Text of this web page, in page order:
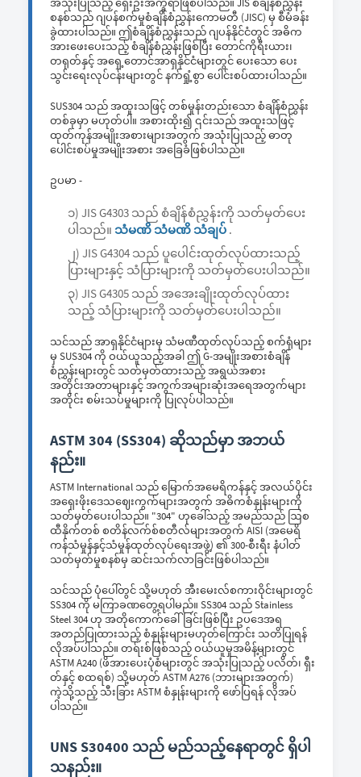
စနစ်သည် ဂျပန်စက်မှုစံချိန်စံညွှန်းကောမတီ (JISC) မှ စီမံခန်း
ခွဲထားပါသည်။ ဤစံချိန်စံညွှန်းသည် ဂျပန်နိုင်ငံတွင် အဓိက
အားဖေးပေးသည့် စံချိန်စံညွှန်းဖြစ်ပြီး တောင်ကိုရီးယား၊
တရုတ်နှင့် အရှေ့တောင်အာရှနိုင်ငံများတွင် ပေးသော ပေး
သွင်းရေးလုပ်ငန်းများတွင် နက်ရှုံ့စွာ ပေါင်းစပ်ထားပါသည်။
SUS304 သည် အထူးသဖြင့် တစ်မှုန်းတည်းသော စံချိန်စံညွှန်း
တစ်ခုမှာ မဟုတ်ပါ။ အစားထိုး၍ ၎င်းသည် အထူးသဖြင့်
ထုတ်ကုန်အမျိုးအစားများအတွက် အသုံးပြုသည့် ဓာတု
ပေါင်းစပ်မှုအမျိုးအစား အခြေခံဖြစ်ပါသည်။
ဥပမာ -
၁) JIS G4303 သည် စံချိန်စံညွှန်းကို သတ်မှတ်ပေး
ပါသည်။ သံမဏိ သံမဏိ သံချပ် .
၂) JIS G4304 သည် ပူပေါင်းထုတ်လုပ်ထားသည့်
ပြားများနှင့် သံပြားများကို သတ်မှတ်ပေးပါသည်။
၃) JIS G4305 သည် အအေးချိုးထုတ်လုပ်ထား
သည့် သံပြားများကို သတ်မှတ်ပေးပါသည်။
သင်သည် အာရှနိုင်ငံများမှ သံမဏီထုတ်လုပ်သည့် စက်ရုံများ
မှ SUS304 ကို ဝယ်ယူသည့်အခါ ဤ G-အမျိုးအစားစံချိန်
စံညွှန်းများတွင် သတ်မှတ်ထားသည့် အရွယ်အစား
အတိုင်းအတာများနှင့် အကွက်အများဆုံးအရေအတွက်များ
အတိုင်း စမ်းသပ်မှုများကို ပြုလုပ်ပါသည်။
ASTM 304 (SS304) ဆိုသည်မှာ အဘယ်
နည်း။
ASTM International သည် မြောက်အမေရိကန်နှင့် အလယ်ပိုင်း
အရှေးဖိုးဒေသဈေးကွက်များအတွက် အဓိကစံနှုန်းများကို
သတ်မှတ်ပေးပါသည်။ "304" ဟုခေါ်သည့် အမည်သည် ဩစ
ထီနိုက်တစ် စတိန်လက်စ်စတီလ်များအတွက် AISI (အမေရိ
ကန်သံမှုန်နှင့်သံမှုန်ထုတ်လုပ်ရေးအဖွဲ့) ၏ 300-စီးရီး နံပါတ်
သတ်မှတ်မှုစနစ်မှ ဆင်းသက်လာခြင်းဖြစ်ပါသည်။
သင်သည် ပုံပေါ်တွင် သို့မဟုတ် အီးမေးလ်စကားဝိုင်းများတွင်
SS304 ကို မကြာခဏတွေ့ရပါမည်။ SS304 သည် Stainless
Steel 304 ဟု အတိုကောက်ခေါ်ခြင်းဖြစ်ပြီး ဥပဒေအရ
အတည်ပြုထားသည့် စံနှုန်းများမဟုတ်ကြောင်း သတိပြုရန်
လိုအပ်ပါသည်။ တရ်းစ်ဖြစ်သည့် ဝယ်ယူမှုအမိန့်များတွင်
ASTM A240 (ဖိအားပေးပုံစံများတွင် အသုံးပြုသည့် ပလိတ်၊ ရှီး
တ်နှင့် စထရစ်) သို့မဟုတ် ASTM A276 (ဘားများအတွက်)
ကဲ့သို့သည့် သီးခြား ASTM စံနှုန်းများကို ဖော်ပြရန် လိုအပ်
ပါသည်။
UNS S30400 သည် မည်သည့်နေရာတွင် ရှိပါ
သနည်း။